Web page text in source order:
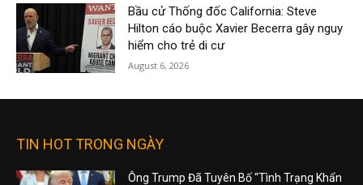
Bầu cử Thống đốc California: Steve
Hilton cáo buộc Xavier Becerra gây nguy
hiểm cho trẻ di cư
August 6, 2026
TIN HOT TRONG NGÀY
Ông Trump Đã Tuyên Bố “Tình Trạng Khẩn